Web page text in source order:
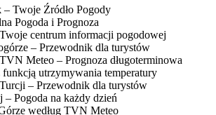
Twoje Źródło Pogody
Pogoda i Prognoza
centrum informacji pogodowej
– Przewodnik dla turystów
Meteo – Prognoza długoterminowa
utrzymywania temperatury
– Przewodnik dla turystów
– Pogoda na każdy dzień
według TVN Meteo